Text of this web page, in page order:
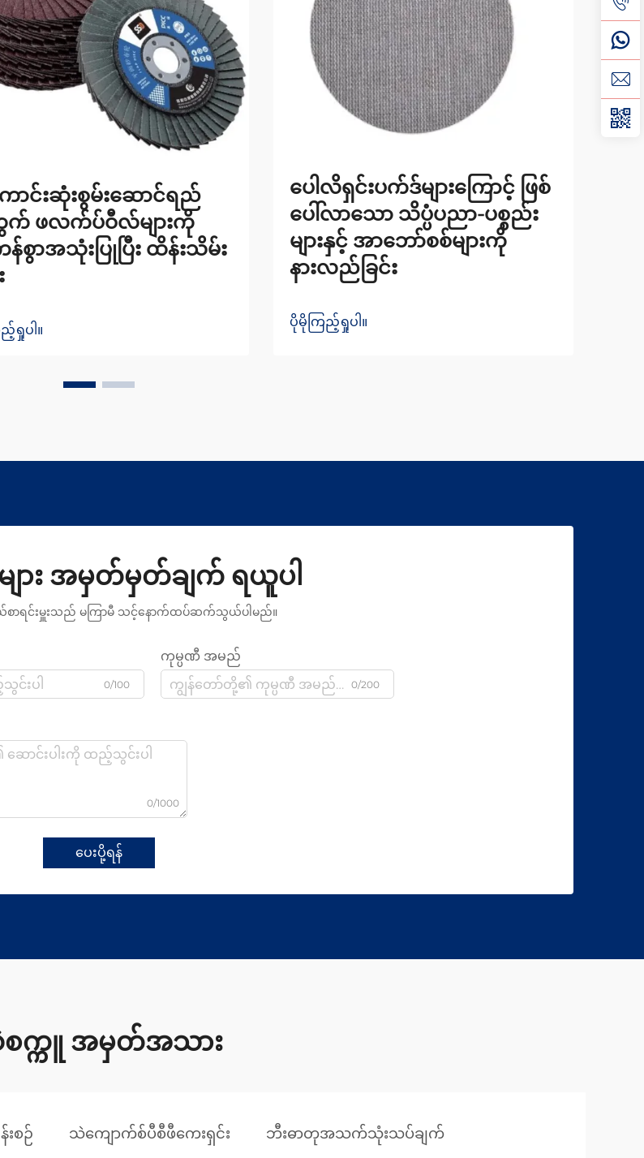
ာင်းဆုံးစွမ်းဆောင်ရည်
ဖလက်ပ်ဝီလ်များကို
စွာအသုံးပြုပြီး ထိန်းသိမ်း
ရှုပါ။
ပေါလိရှင်းပက်ဒ်များကြောင့် ဖြစ်
ပေါ်လာသော သိပ္ပံပညာ-ပစ္စည်း
များနှင့် အာဘော်စစ်များကို
နားလည်ခြင်း
ပိုမိုကြည့်ရှုပါ။
ား အမှတ်မှတ်ချက် ရယူပါ
ာရင်းမှူးသည် မကြာမီ သင့်နောက်ထပ်ဆက်သွယ်ပါမည်။
0/100
ကုမ္ပဏီ အမည်
0/200
0/1000
ပေးပို့ရန်
က္ကူ အမှတ်အသား
စဉ် သဲကျောက်စ်ပီစီဖီကေးရှင်း ဘီးဓာတုအသက်သုံးသပ်ချက်